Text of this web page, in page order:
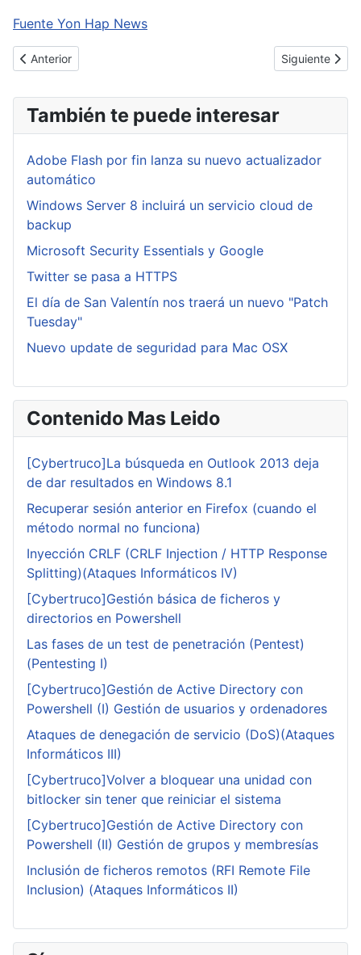
Fuente Yon Hap News
Artículo anterior: Firefox llega a su versión 20 tras cumplir 15
Anterior Artículo
Siguiente
También te puede interesar
Adobe Flash por fin lanza su nuevo actualizador
automático
Windows Server 8 incluirá un servicio cloud de
backup
Microsoft Security Essentials y Google
Twitter se pasa a HTTPS
El día de San Valentín nos traerá un nuevo "Patch
Tuesday"
Nuevo update de seguridad para Mac OSX
Contenido Mas Leido
[Cybertruco]La búsqueda en Outlook 2013 deja
de dar resultados en Windows 8.1
Recuperar sesión anterior en Firefox (cuando el
método normal no funciona)
Inyección CRLF (CRLF Injection / HTTP Response
Splitting)(Ataques Informáticos IV)
[Cybertruco]Gestión básica de ficheros y
directorios en Powershell
Las fases de un test de penetración (Pentest)
(Pentesting I)
[Cybertruco]Gestión de Active Directory con
Powershell (I) Gestión de usuarios y ordenadores
Ataques de denegación de servicio (DoS)(Ataques
Informáticos III)
[Cybertruco]Volver a bloquear una unidad con
bitlocker sin tener que reiniciar el sistema
[Cybertruco]Gestión de Active Directory con
Powershell (II) Gestión de grupos y membresías
Inclusión de ficheros remotos (RFI Remote File
Inclusion) (Ataques Informáticos II)